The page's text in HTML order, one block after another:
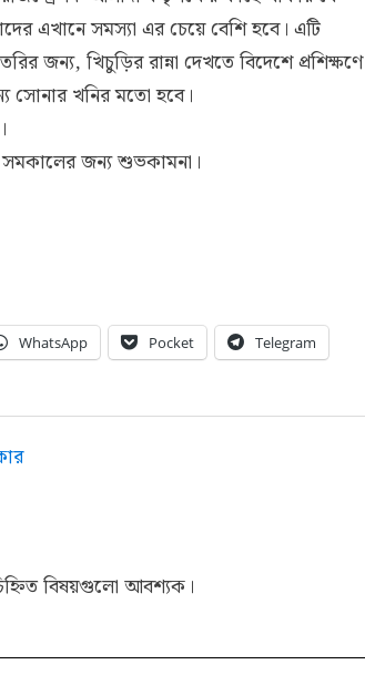
এখানে সমস্যা এর চেয়ে বেশি হবে। এটি
জন্য, খিচুড়ির রান্না দেখতে বিদেশে প্রশিক্ষণে
সোনার খনির মতো হবে।
জন্য শুভকামনা।
WhatsApp Pocket Telegram
বিষয়গুলো আবশ্যক।